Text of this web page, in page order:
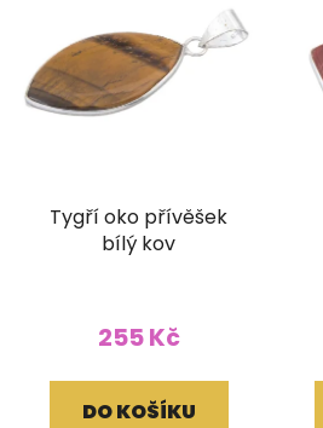
Tygří oko přívěšek
bílý kov
255 Kč
DO KOŠÍKU